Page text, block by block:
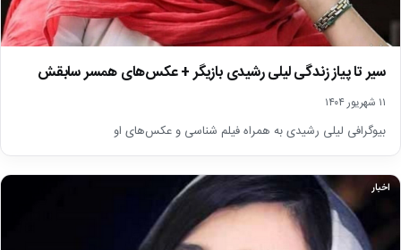
سیر تا پیاز زندگی لیلی رشیدی بازیگر + عکس‌های همسر سابقش
۱۱ شهریور ۱۴۰۴
بیوگرافی لیلی رشیدی به همراه فیلم شناسی و عکس‌های او
اخبار